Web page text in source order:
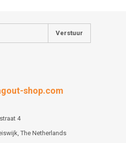
Verstuur
shop.com
4
The Netherlands